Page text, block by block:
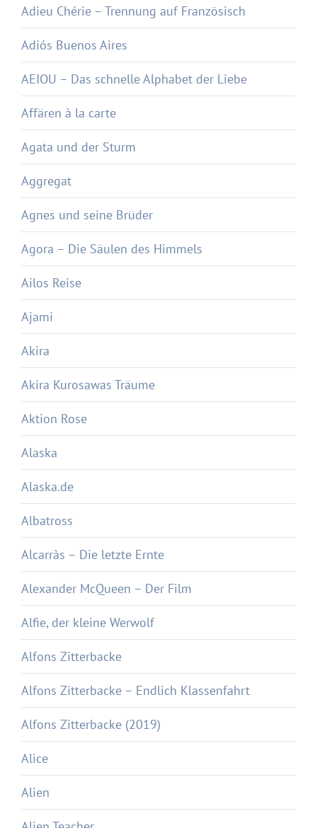
Adieu Chérie – Trennung auf Französisch
Adiós Buenos Aires
AEIOU – Das schnelle Alphabet der Liebe
Affären à la carte
Agata und der Sturm
Aggregat
Agnes und seine Brüder
Agora – Die Säulen des Himmels
Ailos Reise
Ajami
Akira
Akira Kurosawas Träume
Aktion Rose
Alaska
Alaska.de
Albatross
Alcarràs – Die letzte Ernte
Alexander McQueen – Der Film
Alfie, der kleine Werwolf
Alfons Zitterbacke
Alfons Zitterbacke – Endlich Klassenfahrt
Alfons Zitterbacke (2019)
Alice
Alien